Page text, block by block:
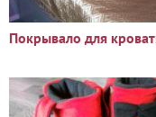
Покрывало для